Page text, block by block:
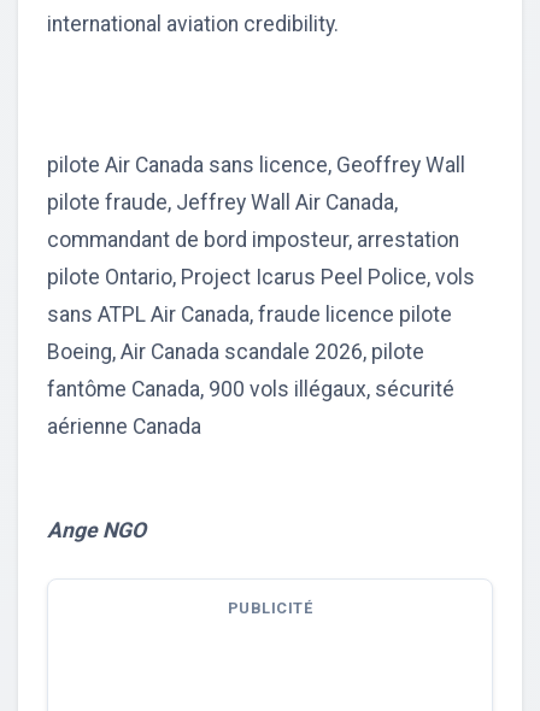
international aviation credibility.
pilote Air Canada sans licence, Geoffrey Wall
pilote fraude, Jeffrey Wall Air Canada,
commandant de bord imposteur, arrestation
pilote Ontario, Project Icarus Peel Police, vols
sans ATPL Air Canada, fraude licence pilote
Boeing, Air Canada scandale 2026, pilote
fantôme Canada, 900 vols illégaux, sécurité
aérienne Canada
Ange NGO
PUBLICITÉ